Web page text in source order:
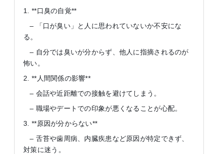
1. **口臭の自覚**
– 「口が臭い」と人に思われていないか不安にな
る。
– 自分では臭いが分からず、他人に指摘されるのが
怖い。
2. **人間関係の影響**
– 会話や近距離での接触を避けてしまう。
– 職場やデートでの印象が悪くなることが心配。
3. **原因が分からない**
– 舌苔や歯周病、内臓疾患など原因が特定できず、
対策に迷う。